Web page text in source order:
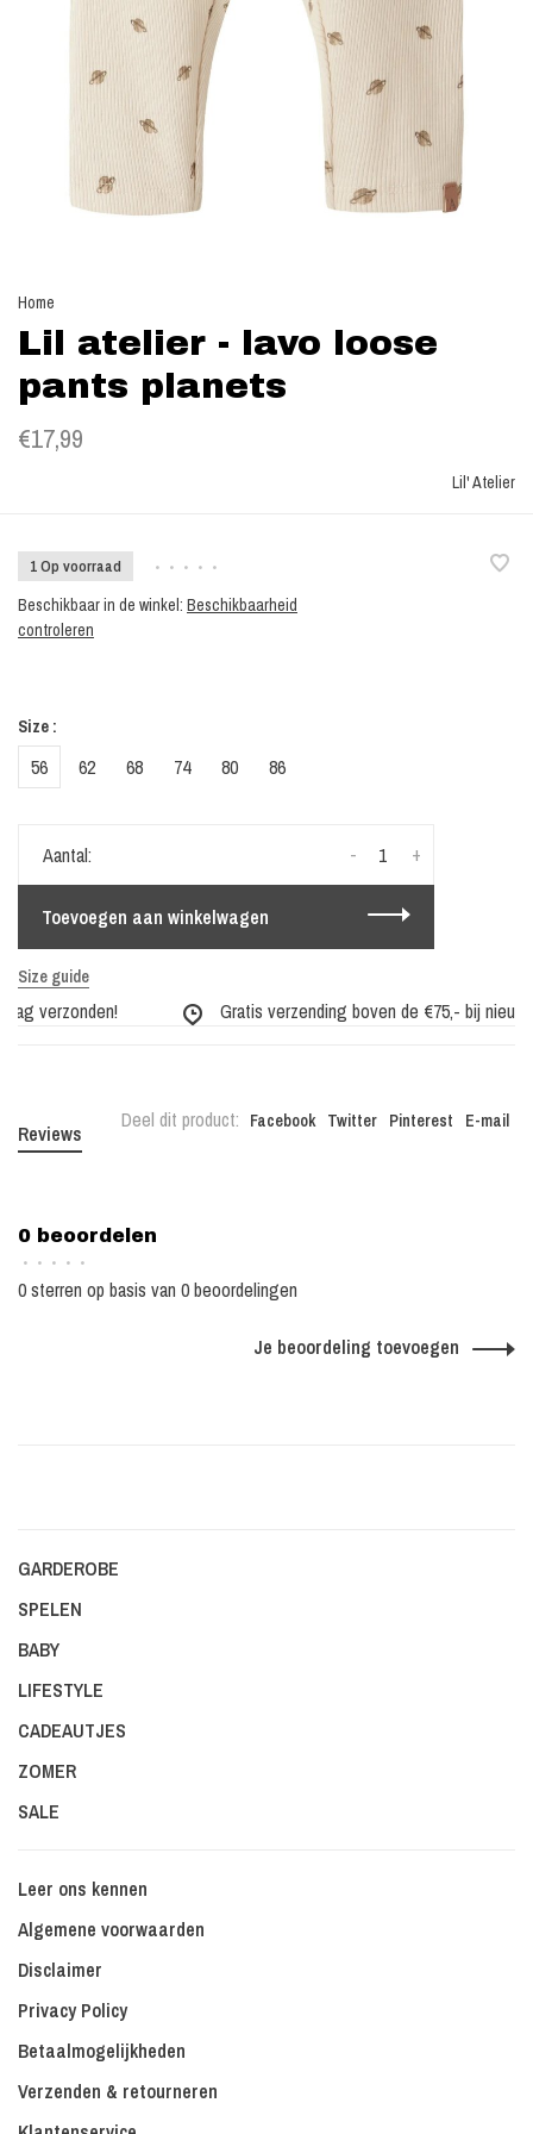
Home
Lil atelier - lavo loose
pants planets
€17,99
Lil' Atelier
1 Op voorraad • • • • •
Beschikbaar in de winkel: Beschikbaarheid
controleren
Size :
56 62 68 74 80 86
Aantal: +
-
Toevoegen aan winkelwagen
Size guide
verzonden! Gratis verzending boven de €75,- bij nieuwe
Deel dit product: Facebook Twitter Pinterest E-mail
Reviews
0 beoordelen
• • • • •
0 sterren op basis van 0 beoordelingen
Je beoordeling toevoegen
GARDEROBE
SPELEN
BABY
LIFESTYLE
CADEAUTJES
ZOMER
SALE
Leer ons kennen
Algemene voorwaarden
Disclaimer
Privacy Policy
Betaalmogelijkheden
Verzenden & retourneren